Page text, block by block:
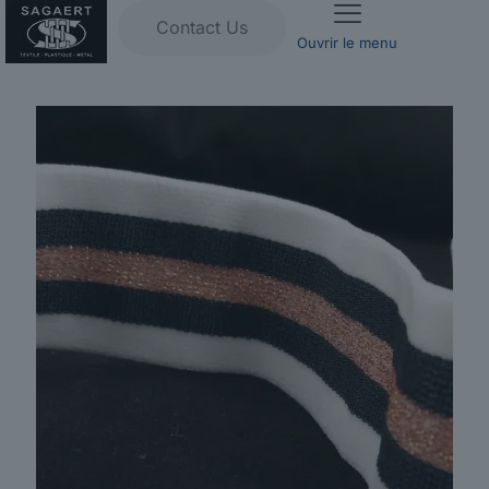
Contact Us
Ouvrir le menu